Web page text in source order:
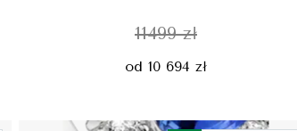
11499 zł
od 10 694 zł